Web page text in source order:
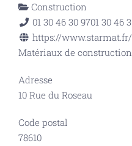
Construction
01 30 46 30 9701 30 46
https://www.starmat.fr/
Matériaux de construction
Adresse
10 Rue du Roseau
Code postal
78610